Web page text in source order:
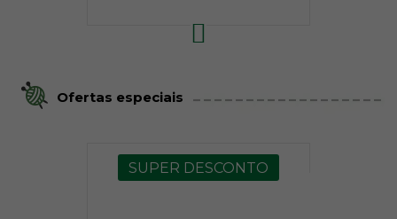
Ofertas especiais
SUPER DESCONTO